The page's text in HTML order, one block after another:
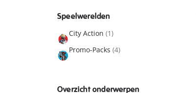
Speelwerelden
City Action (1)
Promo-Packs (4)
Overzicht onderwerpen